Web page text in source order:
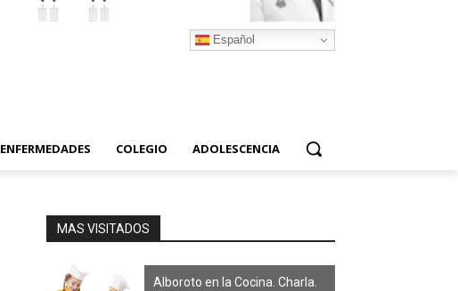
Español
ENFERMEDADES COLEGIO ADOLESCENCIA
MAS VISITADOS
Alboroto en la Cocina. Charla.